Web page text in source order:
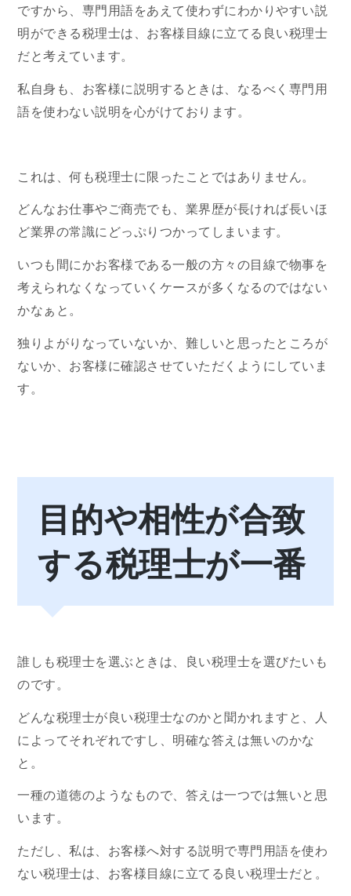
ですから、専門用語をあえて使わずにわかりやすい説
明ができる税理士は、お客様目線に立てる良い税理士
だと考えています。
私自身も、お客様に説明するときは、なるべく専門用
語を使わない説明を心がけております。
これは、何も税理士に限ったことではありません。
どんなお仕事やご商売でも、業界歴が長ければ長いほ
ど業界の常識にどっぷりつかってしまいます。
いつも間にかお客様である一般の方々の目線で物事を
考えられなくなっていくケースが多くなるのではない
かなぁと。
独りよがりなっていないか、難しいと思ったところが
ないか、お客様に確認させていただくようにしていま
す。
目的や相性が合致
する税理士が一番
誰しも税理士を選ぶときは、良い税理士を選びたいも
のです。
どんな税理士が良い税理士なのかと聞かれますと、人
によってそれぞれですし、明確な答えは無いのかな
と。
一種の道徳のようなもので、答えは一つでは無いと思
います。
ただし、私は、お客様へ対する説明で専門用語を使わ
ない税理士は、お客様目線に立てる良い税理士だと。